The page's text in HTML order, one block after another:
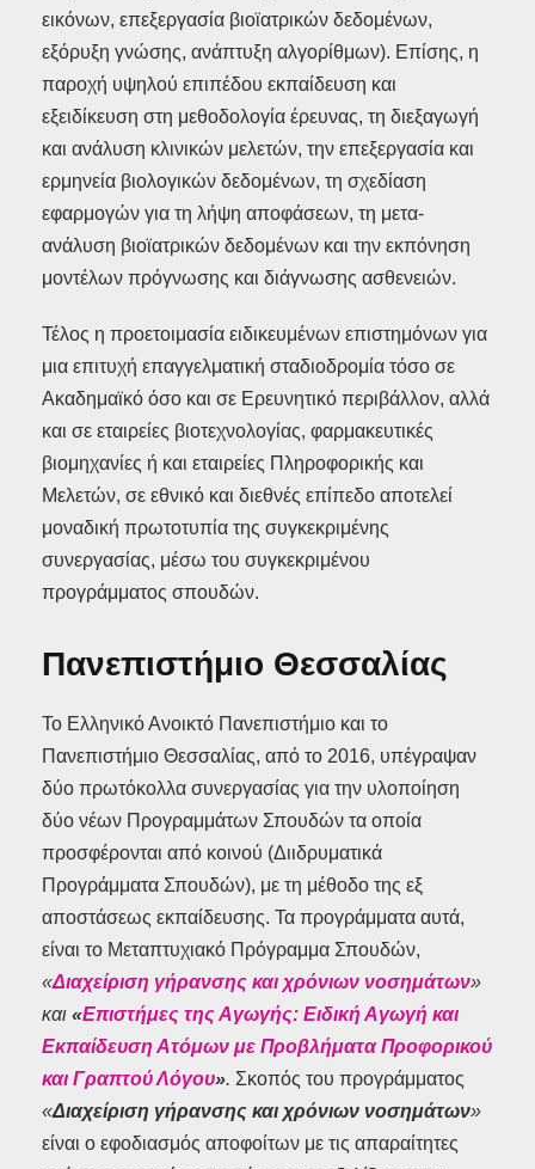
εικόνων, επεξεργασία βιοϊατρικών δεδομένων,
εξόρυξη γνώσης, ανάπτυξη αλγορίθμων). Επίσης, η
παροχή υψηλού επιπέδου εκπαίδευση και
εξειδίκευση στη μεθοδολογία έρευνας, τη διεξαγωγή
και ανάλυση κλινικών μελετών, την επεξεργασία και
ερμηνεία βιολογικών δεδομένων, τη σχεδίαση
εφαρμογών για τη λήψη αποφάσεων, τη μετα-
ανάλυση βιοϊατρικών δεδομένων και την εκπόνηση
μοντέλων πρόγνωσης και διάγνωσης ασθενειών.
Τέλος η προετοιμασία ειδικευμένων επιστημόνων για
μια επιτυχή επαγγελματική σταδιοδρομία τόσο σε
Ακαδημαϊκό όσο και σε Ερευνητικό περιβάλλον, αλλά
και σε εταιρείες βιοτεχνολογίας, φαρμακευτικές
βιομηχανίες ή και εταιρείες Πληροφορικής και
Μελετών, σε εθνικό και διεθνές επίπεδο αποτελεί
μοναδική πρωτοτυπία της συγκεκριμένης
συνεργασίας, μέσω του συγκεκριμένου
προγράμματος σπουδών.
Πανεπιστήμιο Θεσσαλίας
Το Ελληνικό Ανοικτό Πανεπιστήμιο και το
Πανεπιστήμιο Θεσσαλίας, από το 2016, υπέγραψαν
δύο πρωτόκολλα συνεργασίας για την υλοποίηση
δύο νέων Προγραμμάτων Σπουδών τα οποία
προσφέρονται από κοινού (Διιδρυματικά
Προγράμματα Σπουδών), με τη μέθοδο της εξ
αποστάσεως εκπαίδευσης. Τα προγράμματα αυτά,
είναι το Μεταπτυχιακό Πρόγραμμα Σπουδών,
«Διαχείριση γήρανσης και χρόνιων νοσημάτων»
και «Επιστήμες της Αγωγής: Ειδική Αγωγή και
Εκπαίδευση Ατόμων με Προβλήματα Προφορικού
και Γραπτού Λόγου». Σκοπός του προγράμματος
«Διαχείριση γήρανσης και χρόνιων νοσημάτων»
είναι ο εφοδιασμός αποφοίτων με τις απαραίτητες